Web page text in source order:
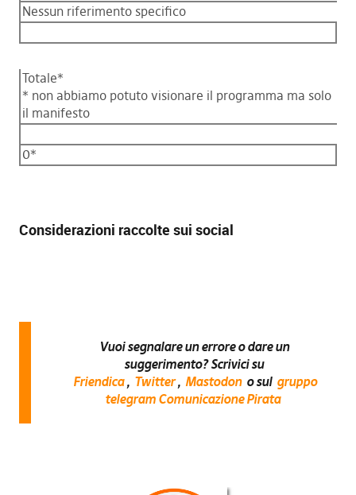
Nessun riferimento specifico
Totale*
* non abbiamo potuto visionare il programma ma solo
il manifesto
0*
Considerazioni raccolte sui social
Vuoi segnalare un errore o dare un
suggerimento? Scrivici su
Friendica , Twitter , Mastodon o sul gruppo
telegram Comunicazione Pirata